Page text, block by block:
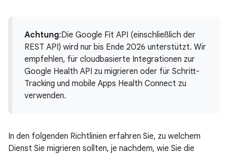
Achtung:Die Google Fit API (einschließlich der
REST API) wird nur bis Ende 2026 unterstützt. Wir
empfehlen, für cloudbasierte Integrationen zur
Google Health API zu migrieren oder für Schritt-
Tracking und mobile Apps Health Connect zu
verwenden.
In den folgenden Richtlinien erfahren Sie, zu welchem
Dienst Sie migrieren sollten, je nachdem, wie Sie die